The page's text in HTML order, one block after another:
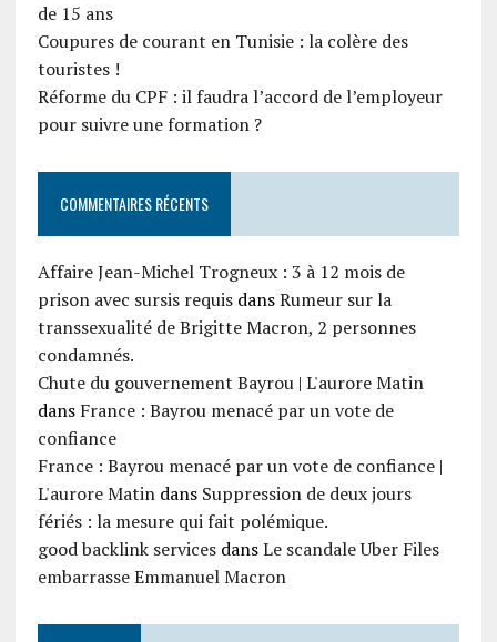
de 15 ans
Coupures de courant en Tunisie : la colère des
touristes !
Réforme du CPF : il faudra l’accord de l’employeur
pour suivre une formation ?
COMMENTAIRES RÉCENTS
Affaire Jean-Michel Trogneux : 3 à 12 mois de
prison avec sursis requisdansRumeur sur la
transsexualité de Brigitte Macron, 2 personnes
condamnés.
Chute du gouvernement Bayrou | L'aurore Matin
dans France : Bayrou menacé par un vote de
confiance
France : Bayrou menacé par un vote de confiance |
L'aurore Matindans Suppression de deux jours
fériés : la mesure qui fait polémique.
good backlink servicesdansLe scandale Uber Files
embarrasse Emmanuel Macron